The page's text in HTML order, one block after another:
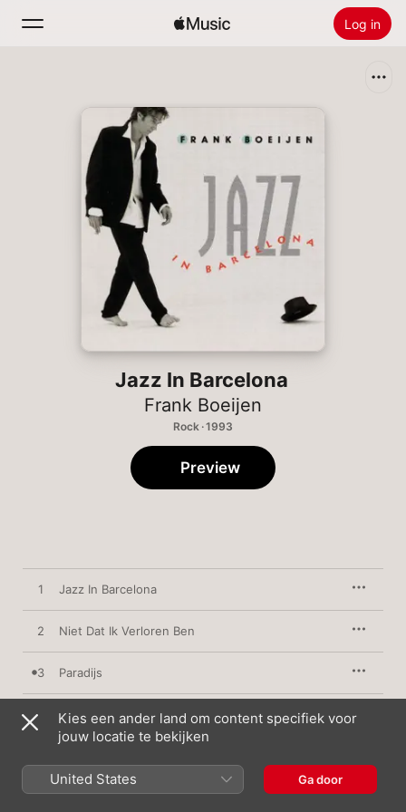
Log in
Installeer Apple Music
Jazz In Barcelona
Frank Boeijen
Rock · 1993
Preview
1 Jazz In Barcelona
2 Niet Dat Ik Verloren Ben
3 Paradijs
4 Zonder Koninkrijk
6 Tot Bloedens Toe
Kies een ander land om content specifiek voor
jouw locatie te bekijken
United States Ga door